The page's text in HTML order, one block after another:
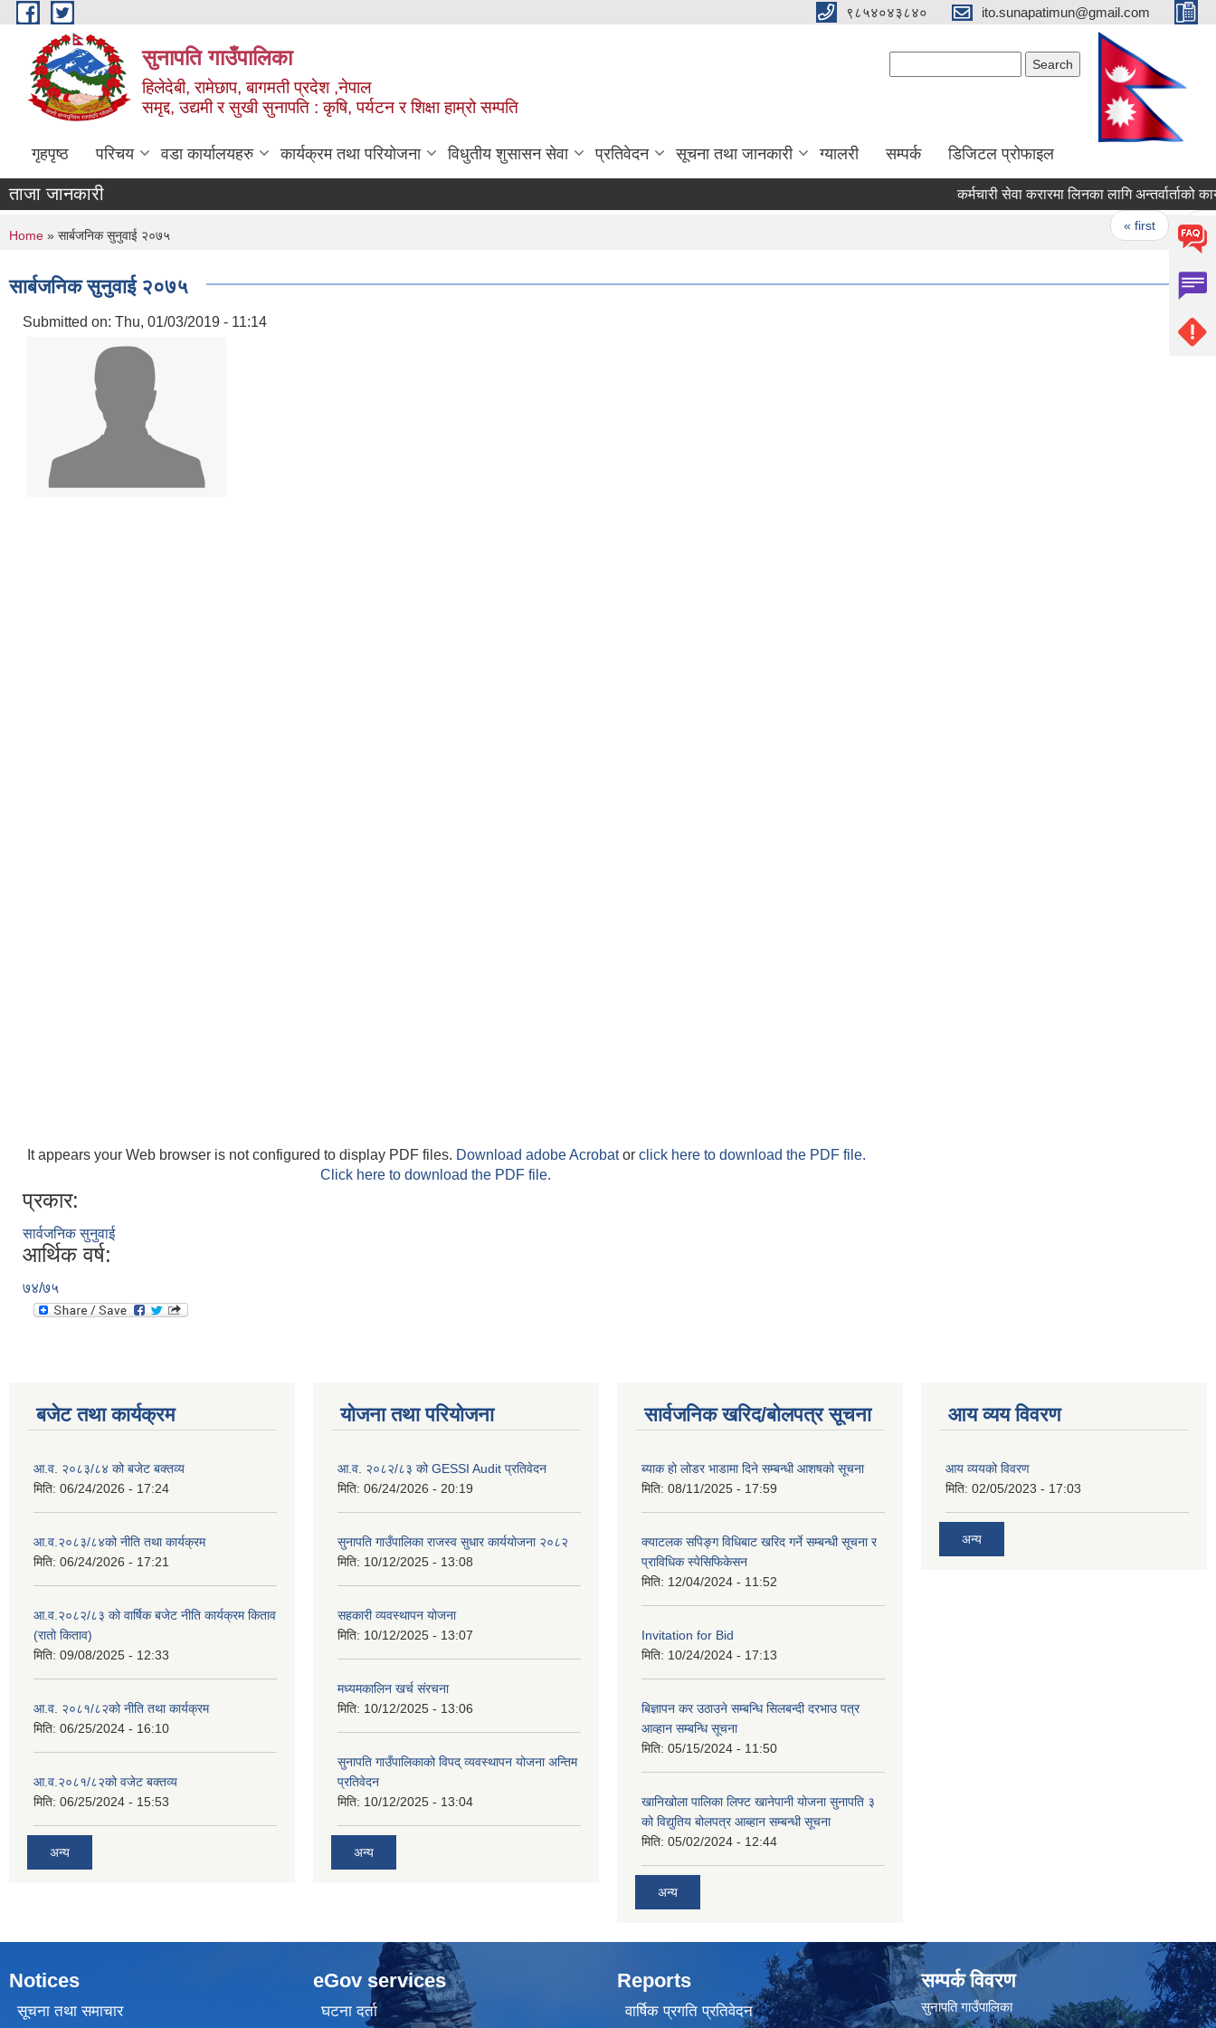
Skip to main content ९८५४०४३८४० ito.sunapatimun@gmail.com
सुनापति गाउँपालिका
हिलेदेबी, रामेछाप, बागमती प्रदेश ,नेपाल
समृद्द, उद्यमी र सुखी सुनापति : कृषि, पर्यटन र शिक्षा हाम्रो सम्पति
गृहपृष्ठ परिचय वडा कार्यालयहरु कार्यक्रम तथा परियोजना विधुतीय शुसासन सेवा प्रतिवेदन सूचना तथा जानकारी ग्यालरी सम्पर्क डिजिटल प्रोफाइल
ताजा जानकारी कर्मचारी सेवा करारमा लिनका लागि अन्तर्वार्ताको
« first ‹
You are here
Home » सार्बजनिक सुनुवाई २०७५
सार्बजनिक सुनुवाई २०७५
Submitted on: Thu, 01/03/2019 - 11:14
It appears your Web browser is not configured to display PDF files. Download adobe Acrobator click here to download the PDF file.
Click here to download the PDF file.
प्रकार:
सार्वजनिक सुनुवाई
आर्थिक वर्ष:
७४/७५
बजेट तथा कार्यक्रम
आ.व. २०८३/८४ को बजेट बक्तव्य
मिति: 06/24/2026 - 17:24
आ.व.२०८३/८४को नीति तथा कार्यक्रम
मिति: 06/24/2026 - 17:21
आ.व.२०८२/८३ को वार्षिक बजेट नीति कार्यक्रम किताव
(रातो किताव)
मिति: 09/08/2025 - 12:33
आ.व. २०८१/८२को नीति तथा कार्यक्रम
मिति: 06/25/2024 - 16:10
आ.व.२०८१/८२को वजेट बक्तव्य
मिति: 06/25/2024 - 15:53
अन्य
योजना तथा परियोजना
आ.व. २०८२/८३ को GESSI Audit प्रतिवेदन
मिति: 06/24/2026 - 20:19
सुनापति गाउँपालिका राजस्व सुधार कार्ययोजना २०८२
मिति: 10/12/2025 - 13:08
सहकारी व्यवस्थापन योजना
मिति: 10/12/2025 - 13:07
मध्यमकालिन खर्च संरचना
मिति: 10/12/2025 - 13:06
सुनापति गाउँपालिकाको विपद् व्यवस्थापन योजना अन्तिम
प्रतिवेदन
मिति: 10/12/2025 - 13:04
अन्य
सार्वजनिक खरिद/बोलपत्र सूचना
ब्याक हो लोडर भाडामा दिने सम्बन्धी आशषको सूचना
मिति: 08/11/2025 - 17:59
क्याटलक सपिङ्ग विधिबाट खरिद गर्ने सम्बन्धी सूचना र
प्राविधिक स्पेसिफिकेसन
मिति: 12/04/2024 - 11:52
Invitation for Bid
मिति: 10/24/2024 - 17:13
बिज्ञापन कर उठाउने सम्बन्धि सिलबन्दी दरभाउ पत्र
आव्हान सम्बन्धि सूचना
मिति: 05/15/2024 - 11:50
खानिखोला पालिका लिफ्ट खानेपानी योजना सुनापति ३
को विद्युतिय बोलपत्र आब्हान सम्बन्धी सूचना
मिति: 05/02/2024 - 12:44
अन्य
आय व्यय विवरण
आय व्ययको विवरण
मिति: 02/05/2023 - 17:03
अन्य
Notices
सूचना तथा समाचार
eGov services
घटना दर्ता
Reports
वार्षिक प्रगति प्रतिवेदन
सम्पर्क विवरण
सुनापति गाउँपालिका